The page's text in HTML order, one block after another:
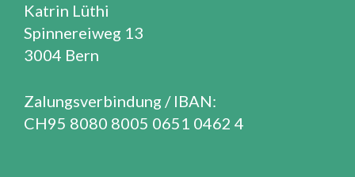
Katrin Lüthi
Spinnereiweg 13
3004 Bern
Zalungsverbindung / IBAN:
CH95 8080 8005 0651 0462 4